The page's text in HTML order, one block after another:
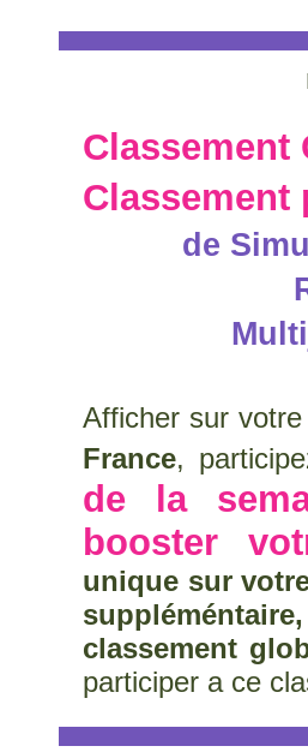
Classement
Classement
de
Afficher sur
France,
de la
booster
unique sur
classement
participer a ce